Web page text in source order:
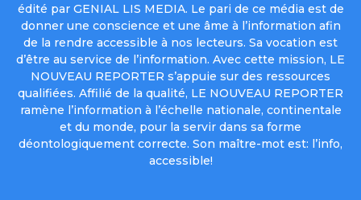
édité par GENIAL LIS MEDIA. Le pari de ce média est de
donner une conscience et une âme à l’information afin
de la rendre accessible à nos lecteurs. Sa vocation est
d’être au service de l’information. Avec cette mission, LE
NOUVEAU REPORTER s’appuie sur des ressources
qualifiées. Affilié de la qualité, LE NOUVEAU REPORTER
ramène l’information à l’échelle nationale, continentale
et du monde, pour la servir dans sa forme
déontologiquement correcte. Son maître-mot est: l’info,
accessible!